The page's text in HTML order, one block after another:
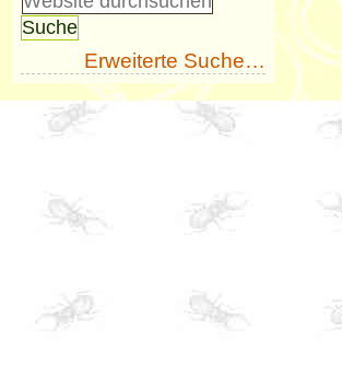
Erweiterte Suche…